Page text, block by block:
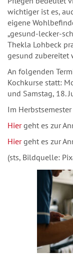
wichtiger ist es,
eigene
„gesund-lecker-
Thekla Lohbeck
gesund zubereitet
An folgenden
Kochkurse statt:
und Samstag, 18.
Im
Hiergeht es zur
Hiergeht es zur
(sts, Bildquelle: